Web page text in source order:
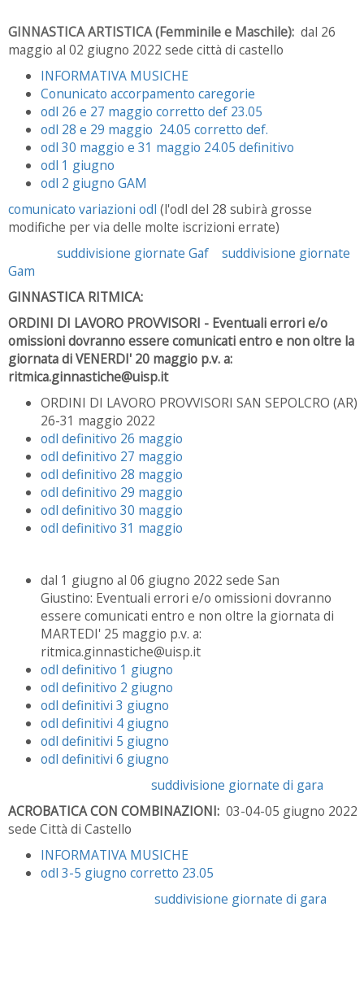
GINNASTICA ARTISTICA (Femminile e Maschile): dal 26
maggio al 02 giugno 2022 sede città di castello
INFORMATIVA MUSICHE
Conunicato accorpamento caregorie
odl 26 e 27 maggio corretto def 23.05
odl 28 e 29 maggio 24.05 corretto def.
odl 30 maggio e 31 maggio 24.05 definitivo
odl 1 giugno
odl 2 giugno GAM
comunicato variazioni odl (l'odl del 28 subirà grosse
modifiche per via delle molte iscrizioni errate)
suddivisione giornate Gaf
suddivisione giornate
Gam
GINNASTICA RITMICA:
ORDINI DI LAVORO PROVVISORI - Eventuali errori e/o
omissioni dovranno essere comunicati entro e non oltre la
giornata di VENERDI' 20 maggio p.v. a:
ritmica.ginnastiche@uisp.it
ORDINI DI LAVORO PROVVISORI SAN SEPOLCRO (AR)
26-31 maggio 2022
odl definitivo 26 maggio
odl definitivo 27 maggio
odl definitivo 28 maggio
odl definitivo 29 maggio
odl definitivo 30 maggio
odl definitivo 31 maggio
dal 1 giugno al 06 giugno 2022 sede San
Giustino: Eventuali errori e/o omissioni dovranno
essere comunicati entro e non oltre la giornata di
MARTEDI' 25 maggio p.v. a:
ritmica.ginnastiche@uisp.it
odl definitivo 1 giugno
odl definitivo 2 giugno
odl definitivi 3 giugno
odl definitivi 4 giugno
odl definitivi 5 giugno
odl definitivi 6 giugno
suddivisione giornate di gara
ACROBATICA CON COMBINAZIONI: 03-04-05 giugno 2022
sede Città di Castello
INFORMATIVA MUSICHE
odl 3-5 giugno corretto 23.05
suddivisione giornate di gara